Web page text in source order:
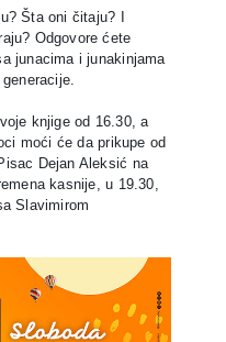
Šta oni čitaju? I
Odgovore ćete
junacima i junakinjama
knjige od 16.30, a
moći će da prikupe od
Dejan Aleksić na
kasnije, u 19.30,
Slavimirom